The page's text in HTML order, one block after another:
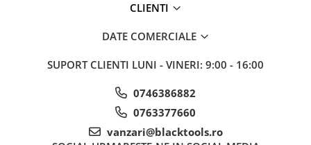
CLIENTI
DATE COMERCIALE
SUPORT CLIENTI LUNI - VINERI: 9:00 - 16:00
0746386882
0763377660
vanzari@blacktools.ro